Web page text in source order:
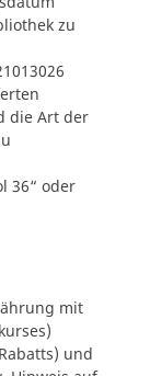
zu
die Art der
36“ oder
mit
und